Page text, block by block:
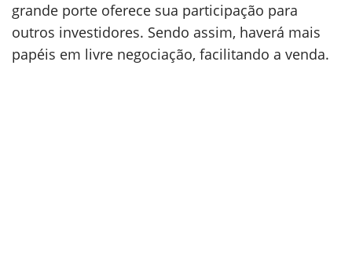
grande porte oferece sua participação para
outros investidores. Sendo assim, haverá mais
papéis em livre negociação, facilitando a venda.